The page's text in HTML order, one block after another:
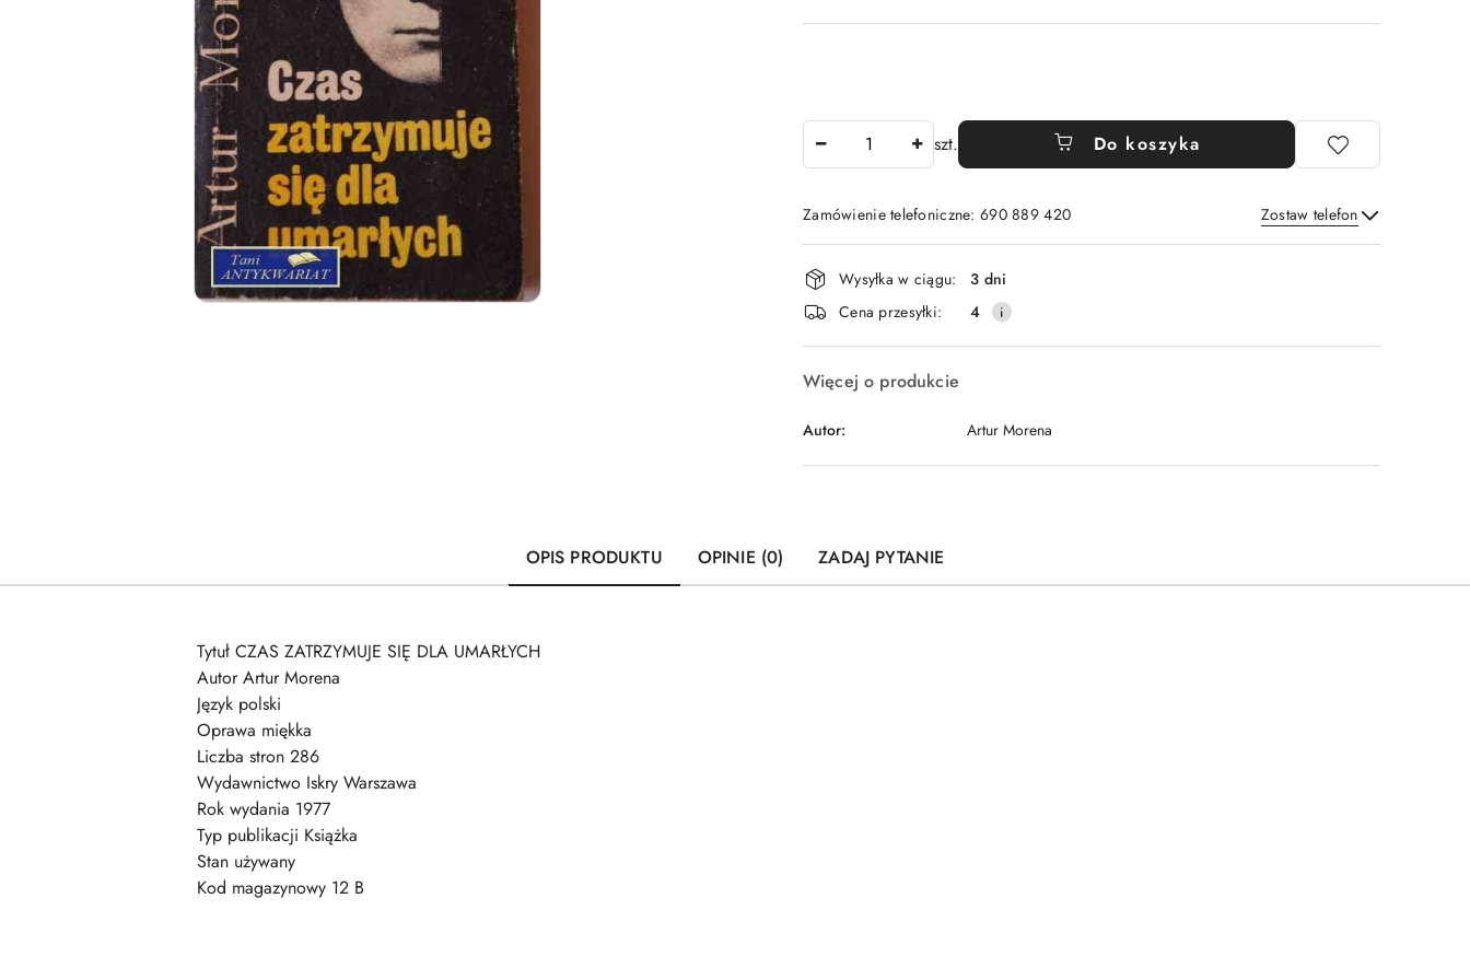
szt. Do koszyka
Zamówienie telefoniczne: 690 889 420 Zostaw telefon
Wyślij
Dostępność
i
dostawa
Wysyłka w ciągu:
3 dni
Cena przesyłki:
4
Więcej o produkcie
Autor: Artur Morena
OPIS PRODUKTU OPINIE (0) ZADAJ PYTANIE
Tytuł CZAS ZATRZYMUJE SIĘ DLA UMARŁYCH
Autor Artur Morena
Język polski
Oprawa miękka
Liczba stron 286
Wydawnictwo Iskry Warszawa
Rok wydania 1977
Typ publikacji Książka
Stan używany
Kod magazynowy 12 B